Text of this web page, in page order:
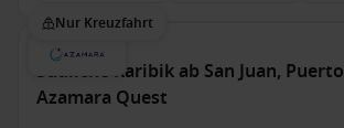
Nur Kreuzfahrt
Südliche Karibik ab San Juan,
Azamara Quest